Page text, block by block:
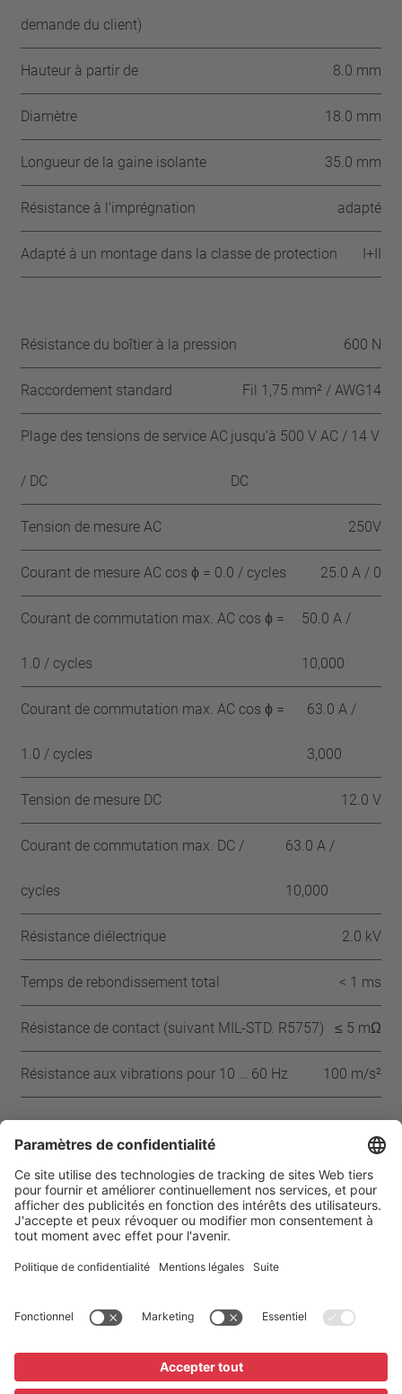
demande du client)
Hauteur à partir de 8.0 mm
Diamètre 18.0 mm
Longueur de la gaine isolante 35.0 mm
Résistance à l‘imprégnation adapté
Adapté à un montage dans la classe de protection I+II
Résistance du boîtier à la pression 600 N
Raccordement standard Fil 1,75 mm² / AWG14
Plage des tensions de service AC
/ DC
jusqu‘à 500 V AC / 14 V
DC
Tension de mesure AC 250V
Courant de mesure AC cos ϕ = 0.0 / cycles 25.0 A / 0
Courant de commutation max. AC cos ϕ =
1.0 / cycles
50.0 A /
10,000
Courant de commutation max. AC cos ϕ =
1.0 / cycles
63.0 A /
3,000
Tension de mesure DC 12.0 V
Courant de commutation max. DC /
cycles
63.0 A /
10,000
Résistance diélectrique 2.0 kV
Temps de rebondissement total < 1 ms
Résistance de contact (suivant MIL-STD. R5757) ≤ 5 mΩ
Résistance aux vibrations pour 10 … 60 Hz 100 m/s²
Approbations
IEC VDE UL CQC
Mentions légales Protection des données